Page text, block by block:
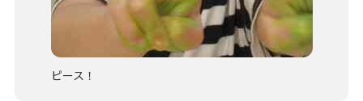
ピース！